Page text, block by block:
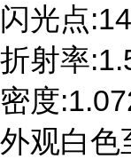
闪光点
折射率
密度
外观白色